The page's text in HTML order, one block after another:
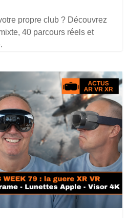
propre club ? Découvrez
40 parcours réels et